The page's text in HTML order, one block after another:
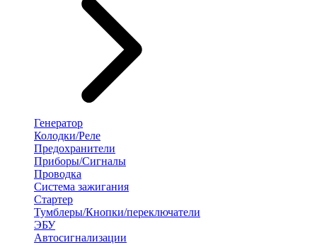
Генератор
Колодки/Реле
Предохранители
Приборы/Сигналы
Проводка
Система зажигания
Стартер
Тумблеры/Кнопки/переключатели
ЭБУ
Автосигнализации